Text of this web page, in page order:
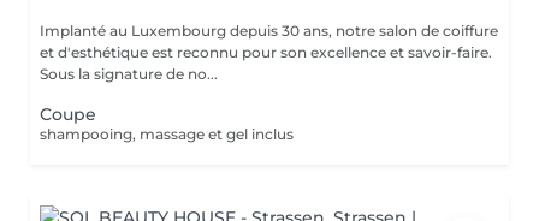
Implanté au Luxembourg depuis 30 ans, notre salon de coiffure
et d'esthétique est reconnu pour son excellence et savoir-faire.
Sous la signature de no...
Coupe
shampooing, massage et gel inclus